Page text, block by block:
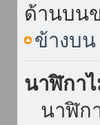
ด้านบน
ข้างบน
นาฬิกา
นาฬิก